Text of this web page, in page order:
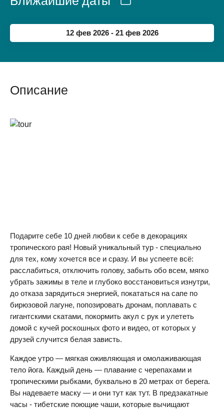
12 фев 2026 - 21 фев 2026
Описание
Подарите себе 10 дней любви к себе в декорациях
тропического рая! Новый уникальный тур - специально
для тех, кому хочется все и сразу. И вы успеете всё:
расслабиться, отключить голову, забыть обо всем, мягко
убрать зажимы в теле и глубоко восстановиться изнутри,
до отказа зарядиться энергией, покататься на сапе по
бирюзовой лагуне, попозировать дронам, поплавать с
гигантскими скатами, покормить акул с рук и улететь
домой с кучей роскошных фото и видео, от которых у
друзей случится белая зависть.
Каждое утро — мягкая оживляющая и омолаживающая
тело йога. Каждый день — плавание с черепахами и
тропическими рыбками, буквально в 20 метрах от берега.
Вы надеваете маску — и они тут как тут. В предзакатные
часы - тибетские поющие чаши, которые вычищают